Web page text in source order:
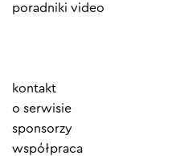
poradniki video
Element
menu
kontakt
o serwisie
sponsorzy
współpraca